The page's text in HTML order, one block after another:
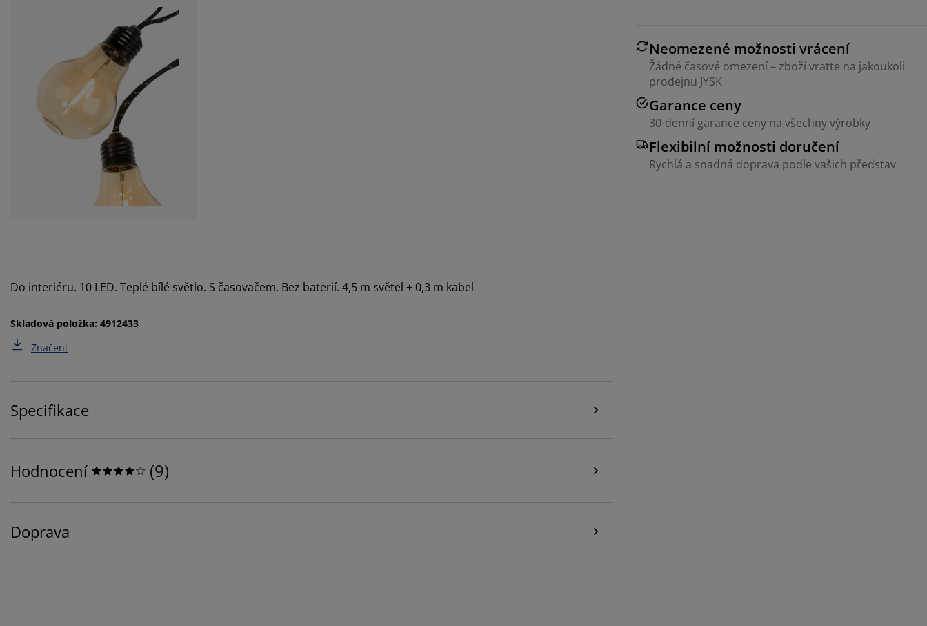
Neomezené možnosti vrácení
Žádné časové omezení – zboží vraťte na jakoukoli
prodejnu JYSK
Garance ceny
30-denní garance ceny na všechny výrobky
Flexibilní možnosti doručení
Rychlá a snadná doprava podle vašich představ
Do interiéru. 10 LED. Teplé bílé světlo. S časovačem. Bez baterií. 4,5 m světel + 0,3 m kabel
Skladová položka: 4912433
Značení
Specifikace
Hodnocení (9)
Doprava